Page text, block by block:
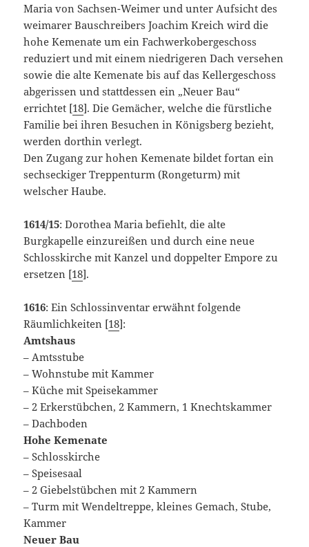
Maria von Sachsen-Weimer und unter Aufsicht des
weimarer Bauschreibers Joachim Kreich wird die
hohe Kemenate um ein Fachwerkobergeschoss
reduziert und mit einem niedrigeren Dach versehen
sowie die alte Kemenate bis auf das Kellergeschoss
abgerissen und stattdessen ein „Neuer Bau“
errichtet [18]. Die Gemächer, welche die fürstliche
Familie bei ihren Besuchen in Königsberg bezieht,
werden dorthin verlegt.
Den Zugang zur hohen Kemenate bildet fortan ein
sechseckiger Treppenturm (Rongeturm) mit
welscher Haube.
1614/15: Dorothea Maria befiehlt, die alte
Burgkapelle einzureißen und durch eine neue
Schlosskirche mit Kanzel und doppelter Empore zu
ersetzen [18].
1616: Ein Schlossinventar erwähnt folgende
Räumlichkeiten [18]:
Amtshaus
– Amtsstube
– Wohnstube mit Kammer
– Küche mit Speisekammer
– 2 Erkerstübchen, 2 Kammern, 1 Knechtskammer
– Dachboden
Hohe Kemenate
– Schlosskirche
– Speisesaal
– 2 Giebelstübchen mit 2 Kammern
– Turm mit Wendeltreppe, kleines Gemach, Stube,
Kammer
Neuer Bau